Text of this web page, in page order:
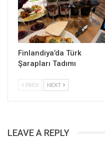
Finlandiya’da Türk
Şarapları Tadımı
PREV NEXT
LEAVE A REPLY